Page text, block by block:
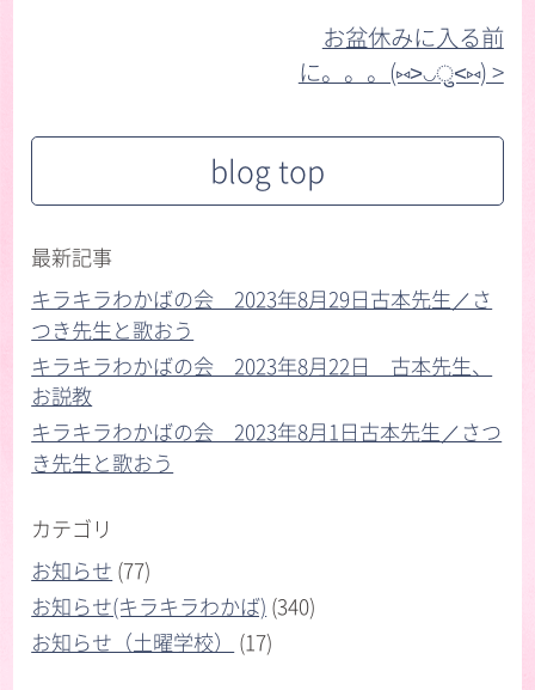
お盆休みに入る前
に。。。(⑅˃◡ु˂⑅) >︎
blog top
最新記事
キラキラわかばの会 2023年8月29日古本先生／さ
つき先生と歌おう
キラキラわかばの会 2023年8月22日 古本先生、
お説教
キラキラわかばの会 2023年8月1日古本先生／さつ
き先生と歌おう
カテゴリ
お知らせ (77)
お知らせ(キラキラわかば) (340)
お知らせ（土曜学校）
(17)